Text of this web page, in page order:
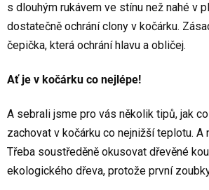
s dlouhým rukávem ve stínu než nahé v
dostatečně ochrání clony v kočárku.
čepička, která ochrání hlavu a obličej.
Ať je v kočárku co nejlépe!
A sebrali jsme pro vás několik tipů, jak
zachovat v kočárku co nejnižší teplotu. A
Třeba soustředěně okusovat dřevěné
ekologického dřeva, protože první